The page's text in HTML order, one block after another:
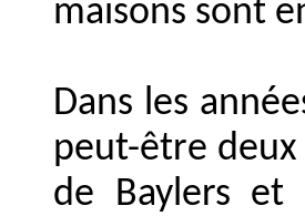
maisons sont
Dans les
peut-être deux
de Baylers et